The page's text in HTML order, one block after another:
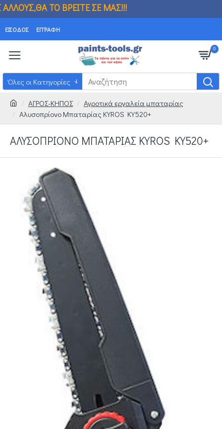
ΒΡΕΙΤΕ ΣΕ ΜΑΣ!!! ΒΡΗΚΑΤΕ
ΕΊΣΟΔΟΣ ΕΓΓΡΑΦΉ
0
Όλες οι Κατηγορίες
ΑΓΡΟΣ-ΚΗΠΟΣ
Αγροτικά εργαλεία μπαταρίας
Αλυσοπρίονο Μπαταρίας KYROS KY520+
ΑΛΥΣΟΠΡΊΟΝΟ ΜΠΑΤΑΡΊΑΣ KYROS KY520+